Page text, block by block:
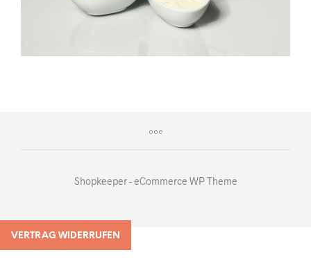
Shopkeeper - eCommerce WP Theme
VERTRAG WIDERRUFEN